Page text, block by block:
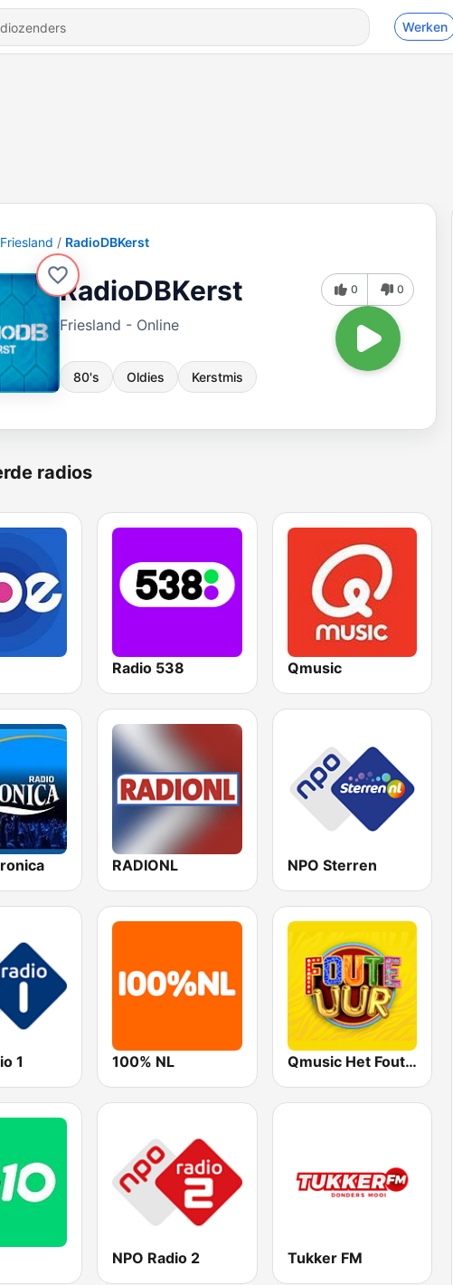
Werken
Friesland RadioDBKerst
RadioDBKerst
Friesland - Online
80's Oldies Kerstmis
0 0
radios
Radio 538 Qmusic
RADIONL NPO Sterren
1 100% NL Qmusic Het Foute Uur
NPO Radio 2 Tukker FM